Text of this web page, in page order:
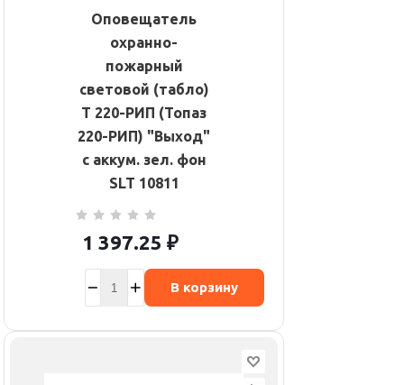
Оповещатель
охранно-
пожарный
световой (табло)
Т 220-РИП (Топаз
220-РИП) "Выход"
с аккум. зел. фон
SLT 10811
1 397.25 ₽
В корзину